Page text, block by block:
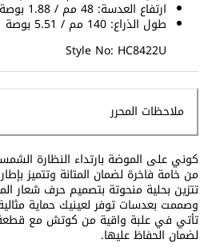
ارتفاع العدسة: 48 مم / 1.88 بوصة
طول الذراع: 140 مم / 5.51 بوصة
Style No: HC8422U
ملاحظات المحرر
كوني على الموضة بارتداء النظارة
من خامة فاخرة لضمان المتانة وتتميز
تتزين بحلية منحوتة بتصميم حرف شعار
وصممت بعدسات توفر لعينيك حماية
تأتي في علبة واقية من كوتش مع
لضمان الحفاظ عليها.